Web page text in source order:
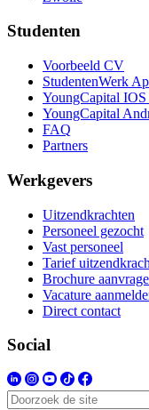
Studenten
Voorbeeld CV
StudentenWerk
YoungCapital
YoungCapital
FAQ
Partners
Werkgevers
Uitzendkrachten
Personeel gezocht
Vast personeel
Tarief
Brochure
Vacature
Direct contact
Social